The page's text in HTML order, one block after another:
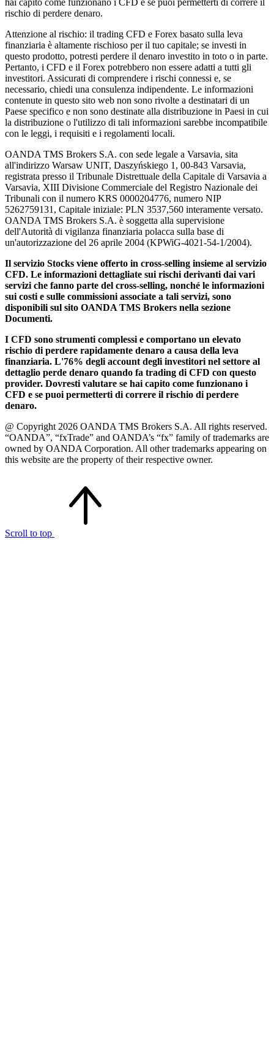
rischio di perdere denaro.
Attenzione al rischio: il trading CFD e Forex basato sulla leva
finanziaria è altamente rischioso per il tuo capitale; se investi in
questo prodotto, potresti perdere il denaro investito in toto o in parte.
Pertanto, i CFD e il Forex potrebbero non essere adatti a tutti gli
investitori. Assicurati di comprendere i rischi connessi e, se
necessario, chiedi una consulenza indipendente. Le informazioni
contenute in questo sito web non sono rivolte a destinatari di un
Paese specifico e non sono destinate alla distribuzione in Paesi in cui
la distribuzione o l'utilizzo di tali informazioni sarebbe incompatibile
con le leggi, i requisiti e i regolamenti locali.
OANDA TMS Brokers S.A. con sede legale a Varsavia, sita
all'indirizzo Warsaw UNIT, Daszyńskiego 1, 00-843 Varsavia,
registrata presso il Tribunale Distrettuale della Capitale di Varsavia a
Varsavia, XIII Divisione Commerciale del Registro Nazionale dei
Tribunali con il numero KRS 0000204776, numero NIP
5262759131, Capitale iniziale: PLN 3537,560 interamente versato.
OANDA TMS Brokers S.A. è soggetta alla supervisione
dell'Autorità di vigilanza finanziaria polacca sulla base di
un'autorizzazione del 26 aprile 2004 (KPWiG-4021-54-1/2004).
Il servizio Stocks viene offerto in cross-selling insieme al servizio
CFD. Le informazioni dettagliate sui rischi derivanti dai vari
servizi che fanno parte del cross-selling, nonché le informazioni
sui costi e sulle commissioni associate a tali servizi, sono
disponibili sul sito OANDA TMS Brokers nella sezione
Documenti.
I CFD sono strumenti complessi e comportano un elevato
rischio di perdere rapidamente denaro a causa della leva
finanziaria. L'76% degli account degli investitori nel settore al
dettaglio perde denaro quando fa trading di CFD con questo
provider. Dovresti valutare se hai capito come funzionano i
CFD e se puoi permetterti di correre il rischio di perdere
denaro.
@ Copyright 2026 OANDA TMS Brokers S.A. All rights reserved.
“OANDA”, “fxTrade” and OANDA’s “fx” family of trademarks are
owned by OANDA Corporation. All other trademarks appearing on
this website are the property of their respective owner.
Scroll to top